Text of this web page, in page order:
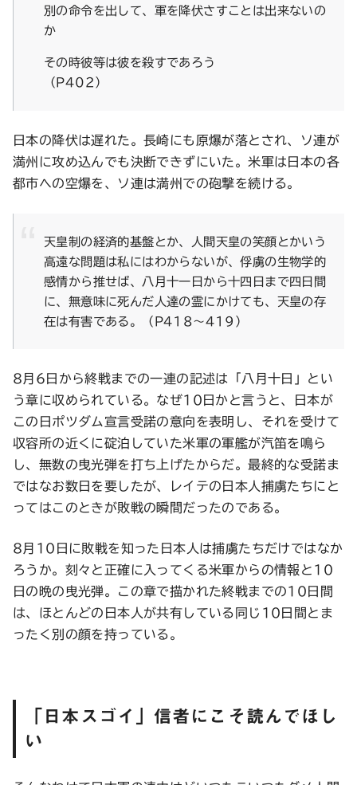
別の命令を出して、軍を降伏さすことは出来ないの
か
その時彼等は彼を殺すであろう
（P402）
日本の降伏は遅れた。長崎にも原爆が落とされ、ソ連が
満州に攻め込んでも決断できずにいた。米軍は日本の各
都市への空爆を、ソ連は満州での砲撃を続ける。
天皇制の経済的基盤とか、人間天皇の笑顔とかいう
高遠な問題は私にはわからないが、俘虜の生物学的
感情から推せば、八月十一日から十四日まで四日間
に、無意味に死んだ人達の霊にかけても、天皇の存
在は有害である。（P418〜419）
8月6日から終戦までの一連の記述は「八月十日」とい
う章に収められている。なぜ10日かと言うと、日本が
この日ポツダム宣言受諾の意向を表明し、それを受けて
収容所の近くに碇泊していた米軍の軍艦が汽笛を鳴ら
し、無数の曳光弾を打ち上げたからだ。最終的な受諾ま
ではなお数日を要したが、レイテの日本人捕虜たちにと
ってはこのときが敗戦の瞬間だったのである。
8月10日に敗戦を知った日本人は捕虜たちだけではなか
ろうか。刻々と正確に入ってくる米軍からの情報と10
日の晩の曳光弾。この章で描かれた終戦までの10日間
は、ほとんどの日本人が共有している同じ10日間とま
ったく別の顔を持っている。
「日本スゴイ」信者にこそ読んでほし
い